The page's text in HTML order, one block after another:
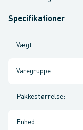
Specifikationer
Vægt:
Varegruppe:
Pakkestørrelse:
Enhed :